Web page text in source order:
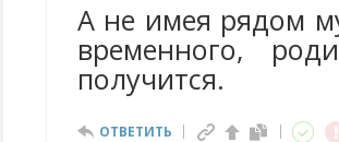
А не имея рядом
временного,
получится.
ОТВЕТИТЬ